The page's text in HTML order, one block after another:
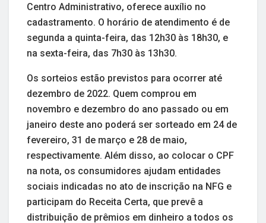
Centro Administrativo, oferece auxílio no
cadastramento. O horário de atendimento é de
segunda a quinta-feira, das 12h30 às 18h30, e
na sexta-feira, das 7h30 às 13h30.
Os sorteios estão previstos para ocorrer até
dezembro de 2022. Quem comprou em
novembro e dezembro do ano passado ou em
janeiro deste ano poderá ser sorteado em 24 de
fevereiro, 31 de março e 28 de maio,
respectivamente. Além disso, ao colocar o CPF
na nota, os consumidores ajudam entidades
sociais indicadas no ato de inscrição na NFG e
participam do Receita Certa, que prevê a
distribuição de prêmios em dinheiro a todos os